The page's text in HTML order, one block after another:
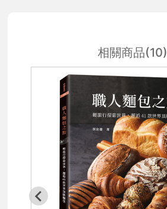
相關商品(10)